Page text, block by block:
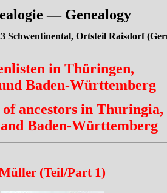
— Genealogy
Schwentinental, Ortsteil Raisdorf
in Thüringen,
Baden-Württemberg
of ancestors in Thuringia,
Baden-Württemberg
(Teil/Part 1)